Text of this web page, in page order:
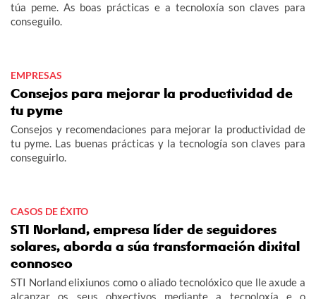
túa peme. As boas prácticas e a tecnoloxía son claves para
conseguilo.
EMPRESAS
Consejos para mejorar la productividad de
tu pyme
Consejos y recomendaciones para mejorar la productividad de
tu pyme. Las buenas prácticas y la tecnología son claves para
conseguirlo.
CASOS DE ÉXITO
STI Norland, empresa líder de seguidores
solares, aborda a súa transformación dixital
connosco
STI Norland elixiunos como o aliado tecnolóxico que lle axude a
alcanzar os seus obxectivos mediante a tecnoloxía e o